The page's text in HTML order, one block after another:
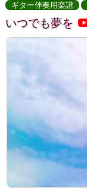
ギター伴奏用楽譜
いつでも夢を